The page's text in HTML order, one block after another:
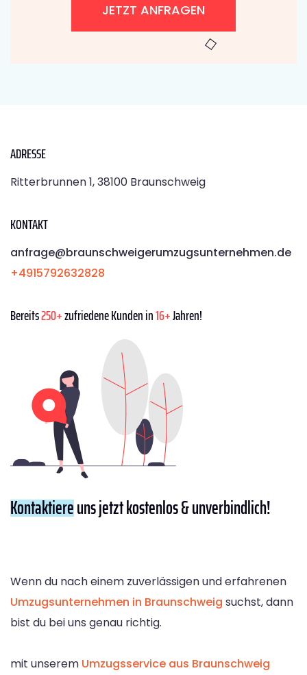
JETZT ANFRAGEN
ADRESSE
Ritterbrunnen 1, 38100 Braunschweig
KONTAKT
anfrage@braunschweigerumzugsunternehmen.de
+4915792632828
Bereits250+zufriedene Kunden in16+Jahren!
Kontaktiereuns jetzt kostenlos & unverbindlich!
Wenn du nach einem zuverlässigen und erfahrenen
Umzugsunternehmen in Braunschweig suchst, dann
bist du bei uns genau richtig.
mit unserem Umzugsservice aus Braunschweig